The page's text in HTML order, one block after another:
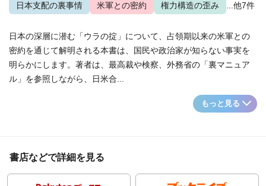
日本支配の裏事情 米軍との密約 権力構造の歪み ...他7件
日本の深層に潜む「ウラの掟」について、占領期以来の米軍との
密約を通じて解明される本書は、国民や政治家が知らない事実を
明らかにします。著者は、最高裁や検察、外務省の「裏マニュア
ル」を参照しながら、日米合...
もっと見る
書店などで詳細を見る